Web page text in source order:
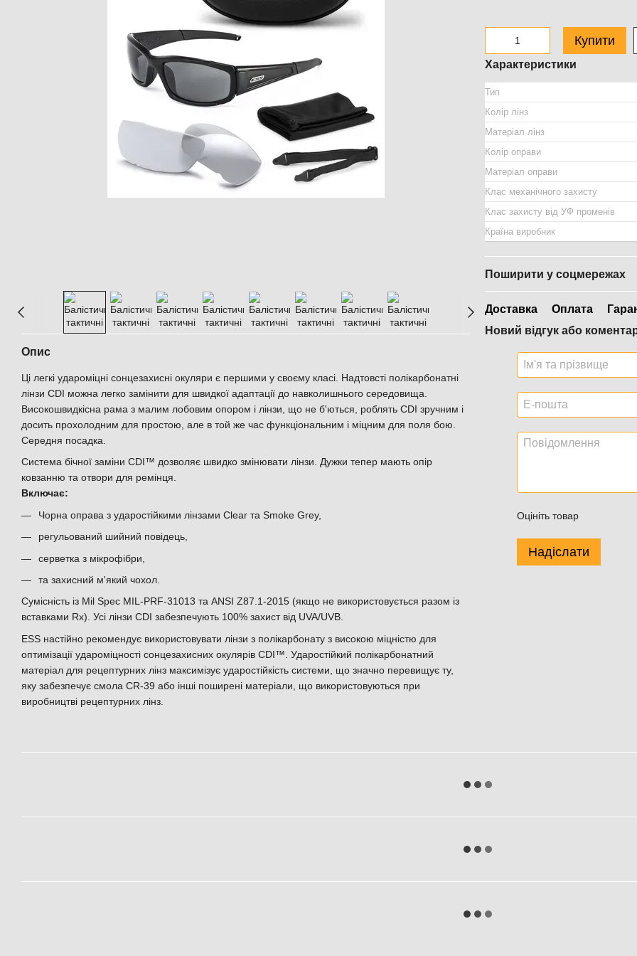
Опис
Ці легкі удароміцні сонцезахисні окуляри є першими у своєму класі. Надтовсті полікарбонатні
лінзи CDI можна легко замінити для швидкої адаптації до навколишнього середовища.
Високошвидкісна рама з малим лобовим опором і лінзи, що не б'ються, роблять CDI зручним і
досить прохолодним для простою, але в той же час функціональним і міцним для поля бою.
Середня посадка.
Система бічної заміни CDI™ дозволяє швидко змінювати лінзи. Дужки тепер мають опір
ковзанню та отвори для ремінця.
Включає:
Чорна оправа з ударостійкими лінзами Clear та Smoke Grey,
регульований шийний повідець,
серветка з мікрофібри,
та захисний м'який чохол.
Сумісність із Mil Spec MIL-PRF-31013 та ANSI Z87.1-2015 (якщо не використовується разом із
вставками Rx). Усі лінзи CDI забезпечують 100% захист від UVA/UVB.
ESS настійно рекомендує використовувати лінзи з полікарбонату з високою міцністю для
оптимізації удароміцності сонцезахисних окулярів CDI™. Ударостійкий полікарбонатний
матеріал для рецептурних лінз максимізує ударостійкість системи, що значно перевищує ту,
яку забезпечує смола CR-39 або інші поширені матеріали, що використовуються при
виробництві рецептурних лінз.
Купити
Характеристики
Тип
Колір лінз
Матеріал лінз
Колір оправи
Матеріал оправи
Клас механічного захисту
Клас захисту від УФ променів
Країна виробник
Поширити у соцмережах
Доставка Оплата
Новий відгук або
Оцініть товар
Надіслати